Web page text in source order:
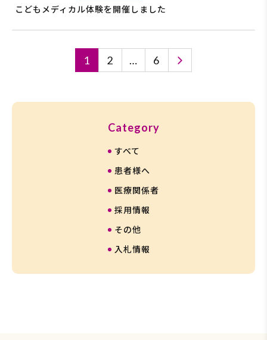
こどもメディカル体験を開催しました
送
1 2 … 6
Categoryカ
すべて
患者様へ
医療関係者
採用情報
その他
入札情報